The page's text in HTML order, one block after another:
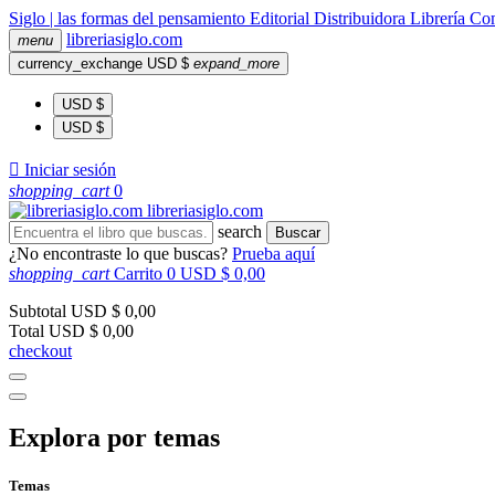
Siglo | las formas del pensamiento Editorial Distribuidora Librería
menu libreriasiglo.com
currency_exchange USD $ expand_more
USD $
USD $
 Iniciar sesión
shopping_cart 0
libreriasiglo.com
search
Buscar
¿No encontraste lo que buscas? Prueba aquí
shopping_cart Carrito 0 USD $ 0,00
Subtotal USD $ 0,00
Total USD $ 0,00
checkout
Explora por temas
Temas